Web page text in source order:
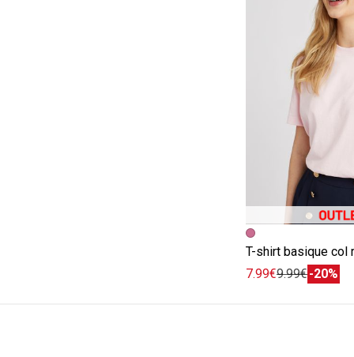
Image précédente
Image suivante
T-shirt basique col
7.99€9.99€-20%